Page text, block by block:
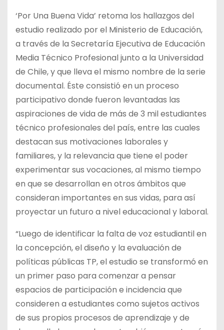
‘Por Una Buena Vida’ retoma los hallazgos del
estudio realizado por el Ministerio de Educación,
a través de la Secretaría Ejecutiva de Educación
Media Técnico Profesional junto a la Universidad
de Chile, y que lleva el mismo nombre de la serie
documental. Éste consistió en un proceso
participativo donde fueron levantadas las
aspiraciones de vida de más de 3 mil estudiantes
técnico profesionales del país, entre las cuales
destacan sus motivaciones laborales y
familiares, y la relevancia que tiene el poder
experimentar sus vocaciones, al mismo tiempo
en que se desarrollan en otros ámbitos que
consideran importantes en sus vidas, para así
proyectar un futuro a nivel educacional y laboral.
“Luego de identificar la falta de voz estudiantil en
la concepción, el diseño y la evaluación de
políticas públicas TP, el estudio se transformó en
un primer paso para comenzar a pensar
espacios de participación e incidencia que
consideren a estudiantes como sujetos activos
de sus propios procesos de aprendizaje y de